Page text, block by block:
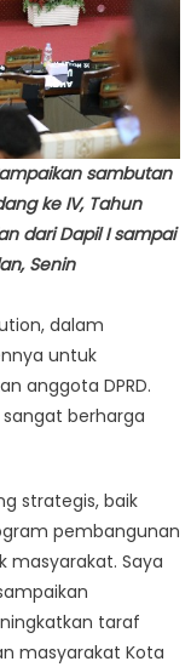
sambutan
ke IV, Tahun
dari Dapil I sampai
Senin
dalam
untuk
anggota DPRD.
sangat berharga
strategis, baik
pembangunan
masyarakat. Saya
taraf
masyarakat Kota